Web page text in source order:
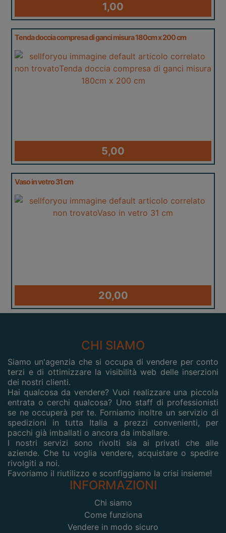
1,00
Tenda doccia compresa di ganci misura 180cm x 200 cm
5,00
Vaso in vetro 31 cm
20,00
CHI SIAMO
Siamo un'agenzia che si occupa di vendere per conto
terzi e di ottimizzare la visibilità web delle inserzioni
dei nostri clienti.
Hai qualcosa da vendere? Vuoi realizzare una piccola
entrata o cerchi qualcosa? Uno staff di professionisti
se ne occuperà per te. Forniamo inoltre un servizio di
spedizioni in tutta Italia a prezzi convenienti, per
pacchi già imballati o ancora da imballare.
I nostri servizi sono rivolti sia ai privati che alle
aziende. Che tu voglia vendere, acquistare o spedire
rivolgiti a noi.
Favoriamo il riutilizzo e sconfiggiamo la crisi insieme!
INFORMAZIONI
Chi siamo
Come funziona
Vendere in modo sicuro